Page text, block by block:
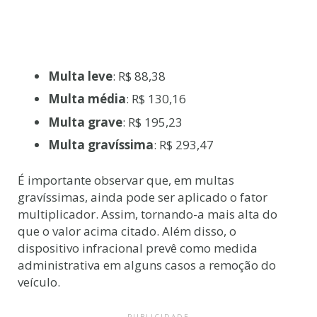
Multa leve: R$ 88,38
Multa média: R$ 130,16
Multa grave: R$ 195,23
Multa gravíssima: R$ 293,47
É importante observar que, em multas
gravíssimas, ainda pode ser aplicado o fator
multiplicador. Assim, tornando-a mais alta do
que o valor acima citado. Além disso, o
dispositivo infracional prevê como medida
administrativa em alguns casos a remoção do
veículo.